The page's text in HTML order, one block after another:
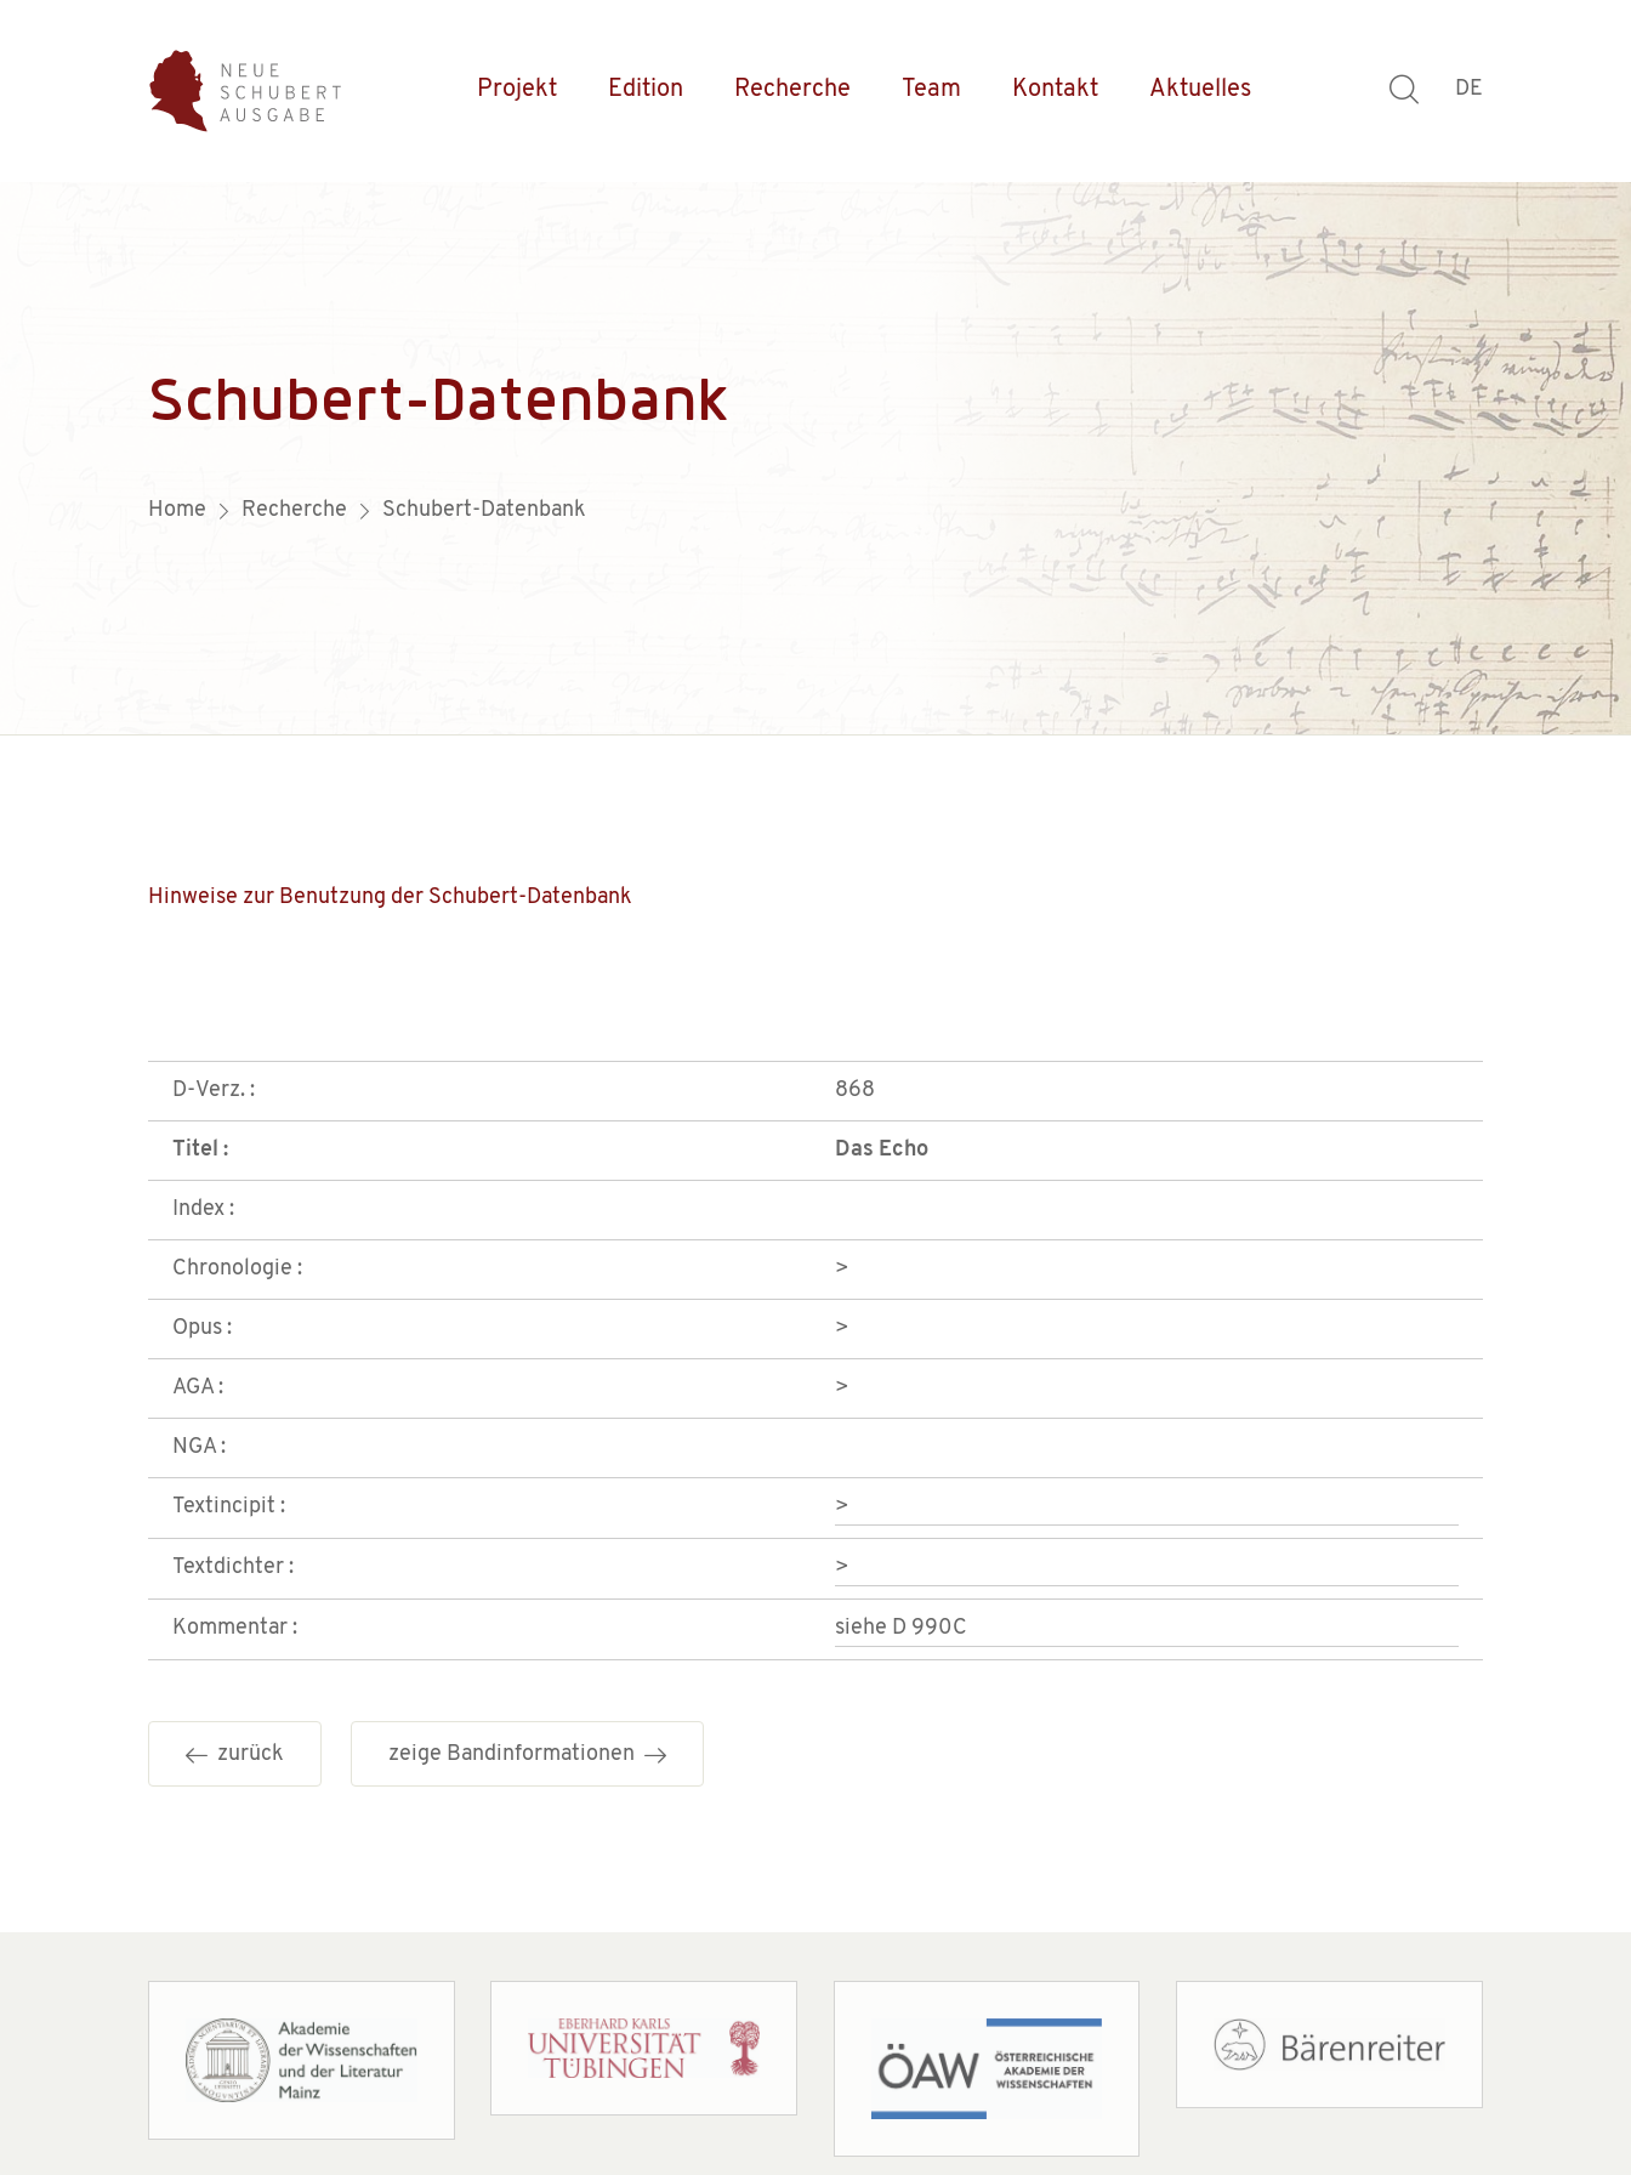
Projekt Edition Recherche Team Kontakt Aktuelles DE
Schubert-Datenbank
Home Recherche Schubert-Datenbank
Hinweise zur Benutzung der Schubert-Datenbank
D-Verz. : 868
Titel : Das Echo
Index :
Chronologie : >
Opus : >
AGA : >
NGA :
Textincipit : >
Textdichter : >
Kommentar : siehe D 990C
zurück zeige Bandinformationen